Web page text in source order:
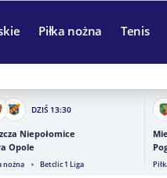
Piłka nożna Tenis
DZIŚ 13:30
Niepołomice
Opole
nożna Betclic 1 Liga